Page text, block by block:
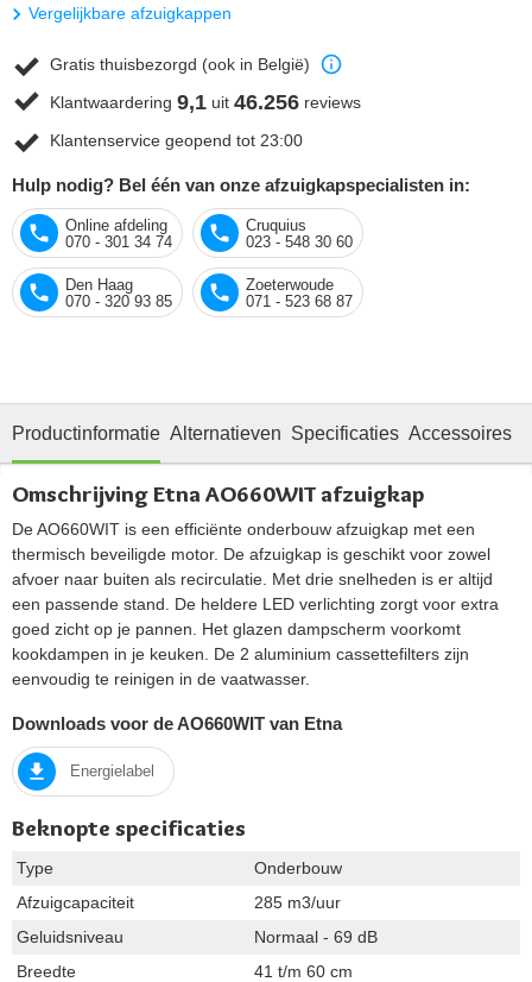
Vergelijkbare afzuigkappen
Gratis thuisbezorgd (ook in België)
Klantwaardering 9,1 uit 46.256 reviews
Klantenservice geopend tot 23:00
Hulp nodig? Bel één van onze afzuigkapspecialisten in:
Online afdeling
070 - 301 34 74
Cruquius
023 - 548 30 60
Den Haag
070 - 320 93 85
Zoeterwoude
071 - 523 68 87
Productinformatie Alternatieven Specificaties Accessoires
Omschrijving Etna AO660WIT afzuigkap
De AO660WIT is een efficiënte onderbouw afzuigkap met een
thermisch beveiligde motor. De afzuigkap is geschikt voor zowel
afvoer naar buiten als recirculatie. Met drie snelheden is er altijd
een passende stand. De heldere LED verlichting zorgt voor extra
goed zicht op je pannen. Het glazen dampscherm voorkomt
kookdampen in je keuken. De 2 aluminium cassettefilters zijn
eenvoudig te reinigen in de vaatwasser.
Downloads voor de AO660WIT van Etna
Energielabel
Beknopte specificaties
Type
Onderbouw
Afzuigcapaciteit
285 m3/uur
Geluidsniveau
Normaal - 69 dB
Breedte
41 t/m 60 cm